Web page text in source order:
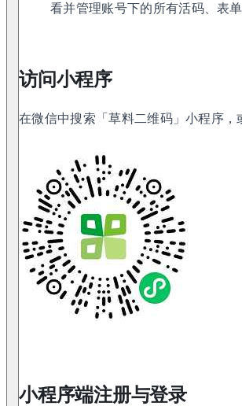
看并管理账号下的所有活码、表单
访问小程序
在微信中搜索「草料二维码」小程序
小程序端注册与登录